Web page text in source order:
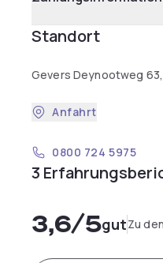
Standort
Gevers Deynootweg
Anfahrt
0800 724 5975
3
3,6/5gutZu